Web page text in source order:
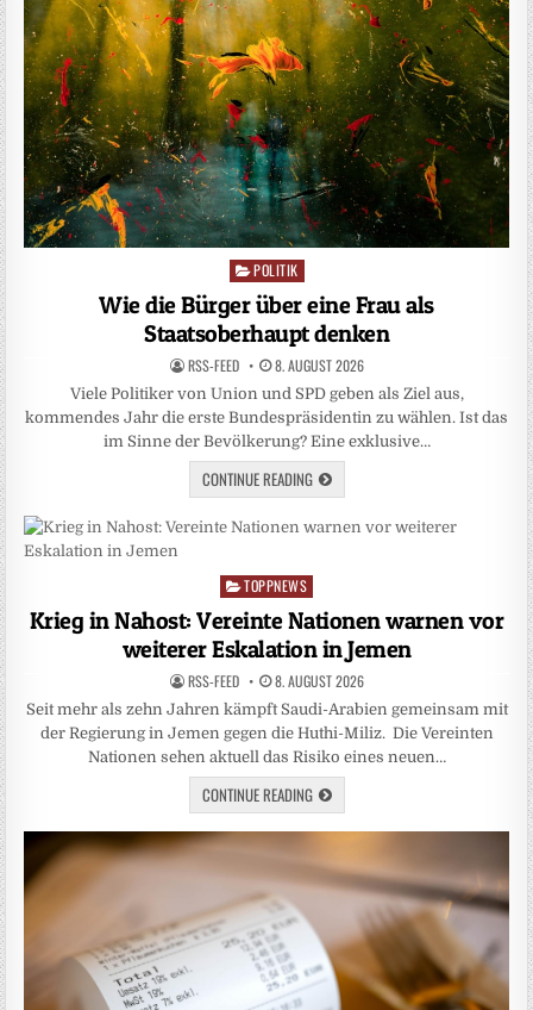
Posted
POLITIK
Wie die Bürger über eine Frau als
Staatsoberhaupt denken
RSS-FEED 8. AUGUST 2026
Viele Politiker von Union und SPD geben als Ziel aus,
kommendes Jahr die erste Bundespräsidentin zu wählen. Ist das
im Sinne der Bevölkerung? Eine exklusive…
CONTINUE READING
Posted
TOPPNEWS
Krieg in Nahost: Vereinte Nationen warnen vor
weiterer Eskalation in Jemen
RSS-FEED 8. AUGUST 2026
Seit mehr als zehn Jahren kämpft Saudi-Arabien gemeinsam mit
der Regierung in Jemen gegen die Huthi-Miliz. Die Vereinten
Nationen sehen aktuell das Risiko eines neuen…
CONTINUE READING